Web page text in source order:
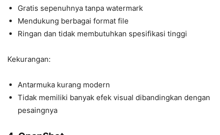
Gratis sepenuhnya tanpa watermark
Mendukung berbagai format file
Ringan dan tidak membutuhkan spesifikasi tinggi
Kekurangan:
Antarmuka kurang modern
Tidak memiliki banyak efek visual dibandingkan dengan
pesaingnya